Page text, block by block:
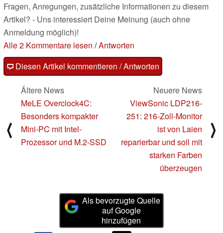
Fragen, Anregungen, zusätzliche Informationen zu diesem
Artikel? - Uns interessiert Deine Meinung (auch ohne
Anmeldung möglich)!
Alle 2 Kommentare lesen /Antworten
Diesen Artikel kommentieren / Antworten
⟨
Ältere News
MeLE Overclock4C:
Besonders kompakter
Mini-PC mit Intel-
Prozessor und M.2-SSD
Neuere News
ViewSonic LDP216-
251: 216-Zoll-Monitor
ist von Laien
reparierbar und soll mit
starken Farben
überzeugen
⟩
Als bevorzugte Quelle
auf Google
hinzufügen